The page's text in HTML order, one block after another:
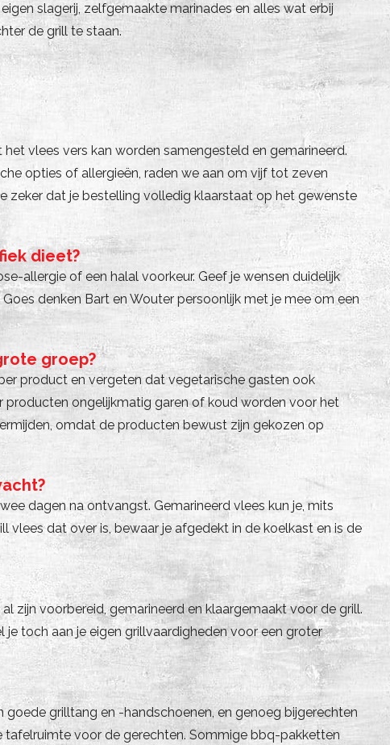
slagerij, zelfgemaakte marinades en alles wat erbij
de grill te staan.
vlees vers kan worden samengesteld en gemarineerd.
opties of allergieën, raden we aan om vijf tot zeven
zeker dat je bestelling volledig klaarstaat op het gewenste
dieet?
allergie of een halal voorkeur. Geef je wensen duidelijk
denken Bart en Wouter persoonlijk met je mee om een
groep?
product en vergeten dat vegetarische gasten ook
producten ongelijkmatig garen of koud worden voor het
omdat de producten bewust zijn gekozen op
dagen na ontvangst. Gemarineerd vlees kun je, mits
dat over is, bewaar je afgedekt in de koelkast en is de
zijn voorbereid, gemarineerd en klaargemaakt voor de grill.
toch aan je eigen grillvaardigheden voor een groter
grilltang en -handschoenen, en genoeg bijgerechten
tafelruimte voor de gerechten. Sommige bbq-pakketten